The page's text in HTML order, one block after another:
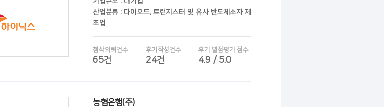
산업분류 : 다이오드, 트랜지스터 및 유사 반도체소자 제
조업
첨삭의뢰건수
65건
후기작성건수
24건
후기 별점평가 점수
4.9 / 5.0
농협은행(주)